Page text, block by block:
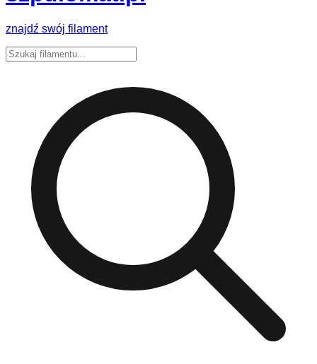
znajdź swój filament